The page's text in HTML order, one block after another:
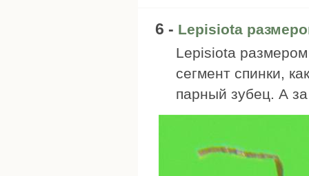
6 - Lepisiota
Lepisiota
сегмент спинки,
парный зубец. А